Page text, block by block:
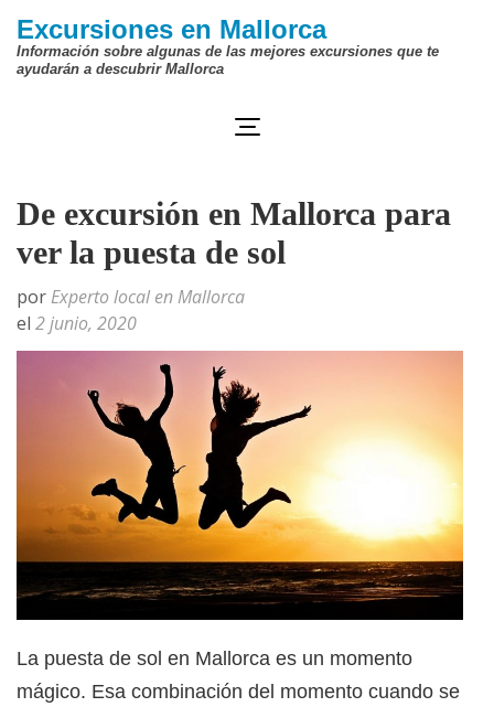
Saltar
contenido
Intro)
Excursiones en Mallorca
Información sobre algunas de las mejores excursiones que te
ayudarán a descubrir Mallorca
De excursión en Mallorca para
ver la puesta de sol
por Experto local en Mallorca
el 2 junio, 2020
La puesta de sol en Mallorca es un momento
mágico. Esa combinación del momento cuando se